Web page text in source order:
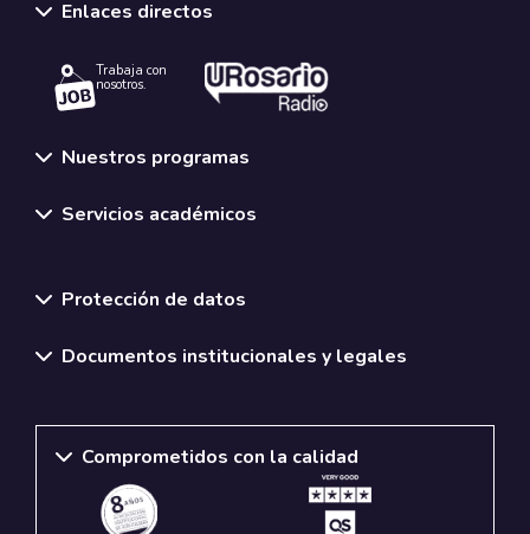
Enlaces directos
Trabaja con
nosotros.
Nuestros programas
Servicios académicos
Protección de datos
Documentos institucionales y legales
Comprometidos con la calidad